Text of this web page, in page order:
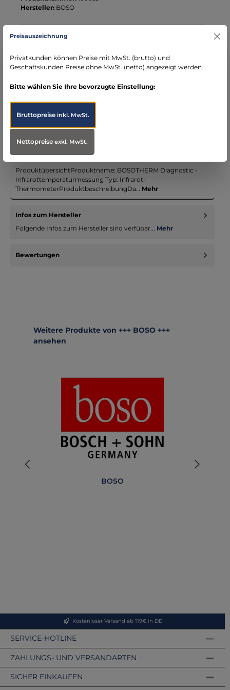
Hersteller: BOSO
Ihre Vorteile bei MBS
Kostenloser Versand ab € 119,- Bestellwert (nur
DE)
seit über 15 Jahren kompetenter Partner im
Beschreibung
ProduktübersichtProduktname: BOSOTHERM Diagnostic -
Infrarottemperaturmessung Typ: Infrarot-
ThermometerProduktbeschreibungDa… Mehr
Infos zum Hersteller
Folgende Infos zum Hersteller sind verfübar... Mehr
Bewertungen
Produktgalerie überspringen
Weitere Produkte von +++ BOSO +++
ansehen
BOSO
Kostenloser Versand ab 119€ in DE
SERVICE-HOTLINE
ZAHLUNGS- UND VERSANDARTEN
SICHER EINKAUFEN
Preisauszeichnung
Privatkunden können Preise mit MwSt. (brutto) und
Geschäftskunden Preise ohne MwSt. (netto) angezeigt werden.
Bitte wählen Sie Ihre bevorzugte Einstellung:
Bruttopreiseinkl. MwSt.
Nettopreiseexkl. MwSt.